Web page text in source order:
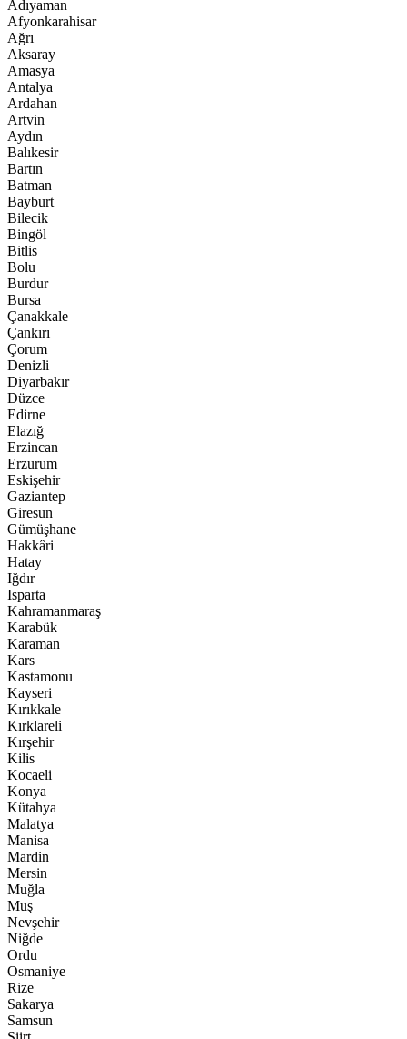
Adıyaman
Afyonkarahisar
Ağrı
Aksaray
Amasya
Antalya
Ardahan
Artvin
Aydın
Balıkesir
Bartın
Batman
Bayburt
Bilecik
Bingöl
Bitlis
Bolu
Burdur
Bursa
Çanakkale
Çankırı
Çorum
Denizli
Diyarbakır
Düzce
Edirne
Elazığ
Erzincan
Erzurum
Eskişehir
Gaziantep
Giresun
Gümüşhane
Hakkâri
Hatay
Iğdır
Isparta
Kahramanmaraş
Karabük
Karaman
Kars
Kastamonu
Kayseri
Kırıkkale
Kırklareli
Kırşehir
Kilis
Kocaeli
Konya
Kütahya
Malatya
Manisa
Mardin
Mersin
Muğla
Muş
Nevşehir
Niğde
Ordu
Osmaniye
Rize
Sakarya
Samsun